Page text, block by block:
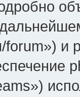
forum») и